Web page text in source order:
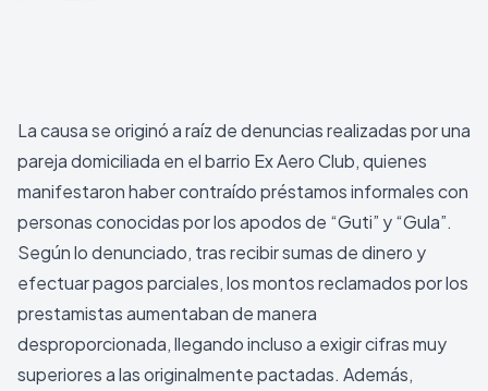
La causa se originó a raíz de denuncias realizadas por una
pareja domiciliada en el barrio Ex Aero Club, quienes
manifestaron haber contraído préstamos informales con
personas conocidas por los apodos de “Guti” y “Gula”.
Según lo denunciado, tras recibir sumas de dinero y
efectuar pagos parciales, los montos reclamados por los
prestamistas aumentaban de manera
desproporcionada, llegando incluso a exigir cifras muy
superiores a las originalmente pactadas. Además,